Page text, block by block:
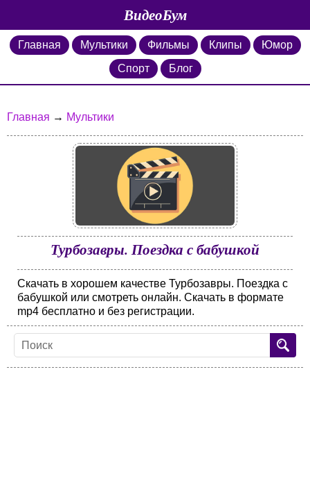
ВидеоБум
Главная Мультики Фильмы Клипы
Юмор
Спорт
Блог
Главная → Мультики
Турбозавры. Поездка с бабушкой
Скачать в хорошем качестве Турбозавры. Поездка с
бабушкой или смотреть онлайн. Скачать в формате
mp4 бесплатно и без регистрации.